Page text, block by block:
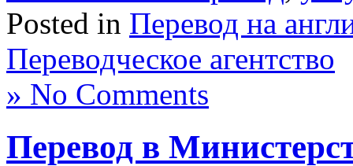
Posted in Перевод на
Переводческое агентство
» No Comments
Перевод в